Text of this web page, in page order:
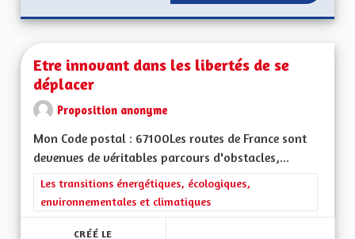
Etre innovant dans les libertés de se
déplacer
Proposition anonyme
Mon Code postal : 67100Les routes de France sont
devenues de véritables parcours d'obstacles,...
Filtrer les résultats de la catégorie : Les transitions
Les transitions énergétiques, écologiques,
environnementales et climatiques
CRÉÉ LE